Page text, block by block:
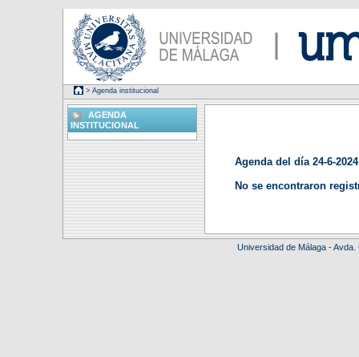
> Agenda institucional
Agenda del día 24-6-2024
No se encontraron
AGENDA
INSTITUCIONAL
Universidad de Málaga -